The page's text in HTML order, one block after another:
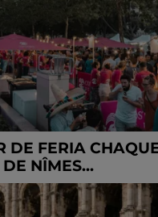
DE FERIA
NÎMES...